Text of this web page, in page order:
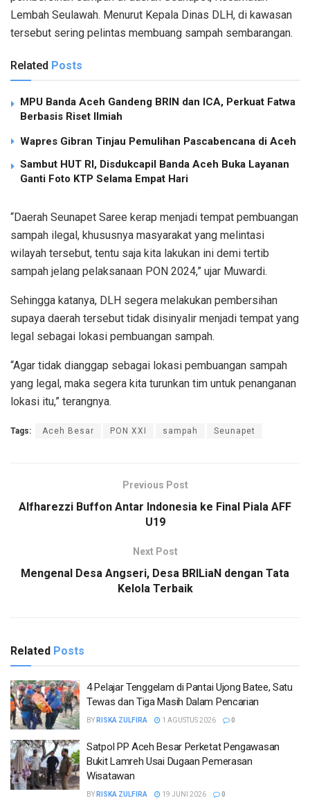
Lembah Seulawah. Menurut Kepala Dinas DLH, di kawasan
tersebut sering pelintas membuang sampah sembarangan.
Related Posts
MPU Banda Aceh Gandeng BRIN dan ICA, Perkuat Fatwa
Berbasis Riset Ilmiah
Wapres Gibran Tinjau Pemulihan Pascabencana di Aceh
Sambut HUT RI, Disdukcapil Banda Aceh Buka Layanan
Ganti Foto KTP Selama Empat Hari
“Daerah Seunapet Saree kerap menjadi tempat pembuangan
sampah ilegal, khususnya masyarakat yang melintasi
wilayah tersebut, tentu saja kita lakukan ini demi tertib
sampah jelang pelaksanaan PON 2024,” ujar Muwardi.
Sehingga katanya, DLH segera melakukan pembersihan
supaya daerah tersebut tidak disinyalir menjadi tempat yang
legal sebagai lokasi pembuangan sampah.
“Agar tidak dianggap sebagai lokasi pembuangan sampah
yang legal, maka segera kita turunkan tim untuk penanganan
lokasi itu,” terangnya.
Tags: Aceh Besar PON XXI sampah Seunapet
Previous Post
Alfharezzi Buffon Antar Indonesia ke Final Piala AFF
U19
Next Post
Mengenal Desa Angseri, Desa BRILiaN dengan Tata
Kelola Terbaik
Related Posts
4 Pelajar Tenggelam di Pantai Ujong Batee, Satu
Tewas dan Tiga Masih Dalam Pencarian
BY RISKA ZULFIRA 1 AGUSTUS 2026 0
Satpol PP Aceh Besar Perketat Pengawasan
Bukit Lamreh Usai Dugaan Pemerasan
Wisatawan
BY RISKA ZULFIRA 19 JUNI 2026 0